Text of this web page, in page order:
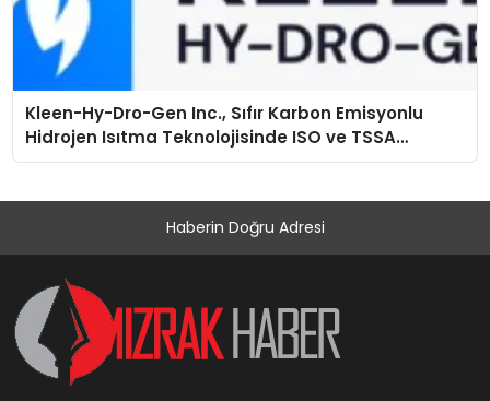
Kleen-Hy-Dro-Gen Inc., Sıfır Karbon Emisyonlu
Hidrojen Isıtma Teknolojisinde ISO ve TSSA
Düzenleyici Onaylarını Aldı
Haberin Doğru Adresi